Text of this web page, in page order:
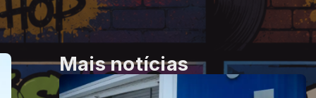
Mais notícias